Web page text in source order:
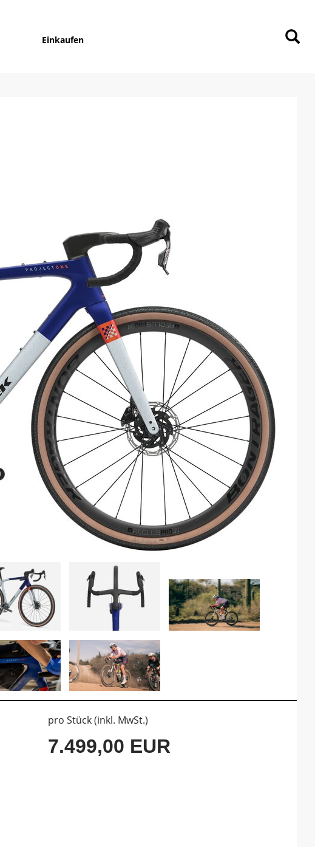
Einkaufen
pro Stück (inkl. MwSt.)
7.499,00 EUR